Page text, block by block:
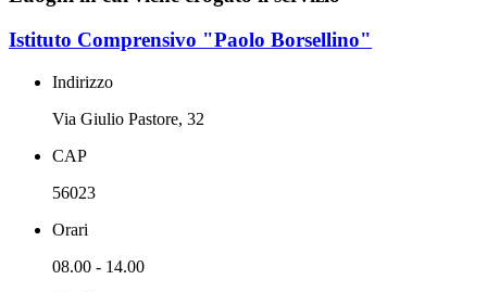
Istituto Comprensivo "Paolo Borsellino"
Indirizzo
Via Giulio Pastore, 32
CAP
56023
Orari
08.00 - 14.00